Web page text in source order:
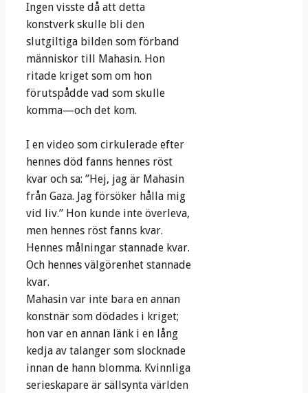
Ingen visste då att detta
konstverk skulle bli den
slutgiltiga bilden som förband
människor till Mahasin. Hon
ritade kriget som om hon
förutspådde vad som skulle
komma—och det kom.
I en video som cirkulerade efter
hennes död fanns hennes röst
kvar och sa: ”Hej, jag är Mahasin
från Gaza. Jag försöker hålla mig
vid liv.” Hon kunde inte överleva,
men hennes röst fanns kvar.
Hennes målningar stannade kvar.
Och hennes välgörenhet stannade
kvar.
Mahasin var inte bara en annan
konstnär som dödades i kriget;
hon var en annan länk i en lång
kedja av talanger som slocknade
innan de hann blomma. Kvinnliga
serieskapare är sällsynta världen